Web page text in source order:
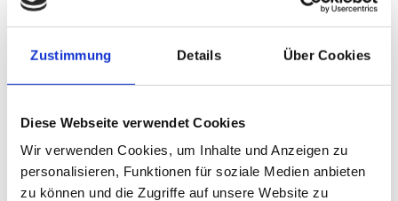
Zustimmung Details Über Cookies
Diese Webseite verwendet Cookies
Wir verwenden Cookies, um Inhalte und Anzeigen zu
personalisieren, Funktionen für soziale Medien anbieten
zu können und die Zugriffe auf unsere Website zu
GESUND­HEITS­TAG 2018 IN WIEN
Arbeits­markt­ser­vice Wien